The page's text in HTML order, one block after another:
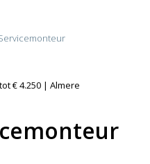
€ 4.250 | Almere